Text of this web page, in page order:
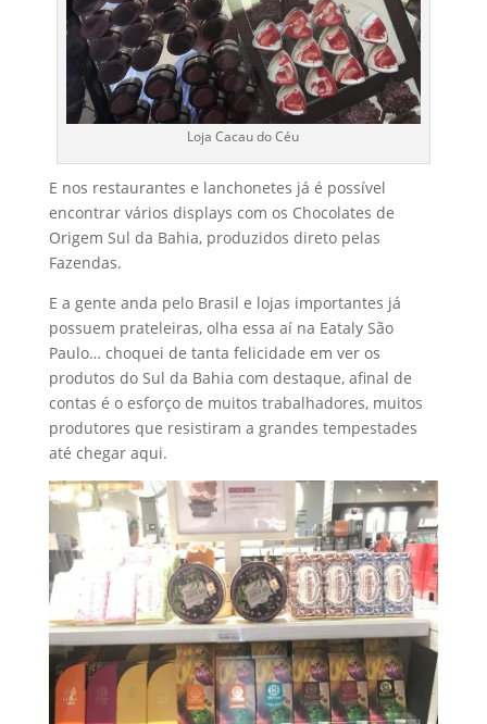
Loja Cacau do Céu
E nos restaurantes e lanchonetes já é possível
encontrar vários displays com os Chocolates de
Origem Sul da Bahia, produzidos direto pelas
Fazendas.
E a gente anda pelo Brasil e lojas importantes já
possuem prateleiras, olha essa aí na Eataly São
Paulo… choquei de tanta felicidade em ver os
produtos do Sul da Bahia com destaque, afinal de
contas é o esforço de muitos trabalhadores, muitos
produtores que resistiram a grandes tempestades
até chegar aqui.